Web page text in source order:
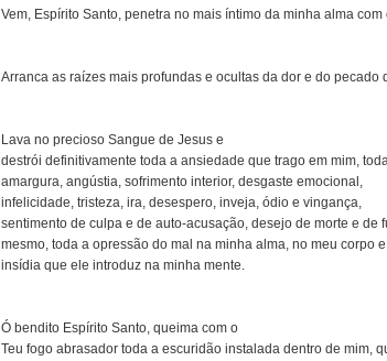
Vem, Espírito Santo, penetra no mais íntimo da minha alma com
Arranca as raízes mais profundas e ocultas da dor e do pecado
Lava no precioso Sangue de Jesus e
destrói definitivamente toda a ansiedade que trago em mim,
amargura, angústia, sofrimento interior, desgaste emocional,
infelicidade, tristeza, ira, desespero, inveja, ódio e vingança,
sentimento de culpa e de auto-acusação, desejo de morte e de
mesmo, toda a opressão do mal na minha alma, no meu corpo
insídia que ele introduz na minha mente.
Ó bendito Espírito Santo, queima com o
Teu fogo abrasador toda a escuridão instalada dentro de mim,